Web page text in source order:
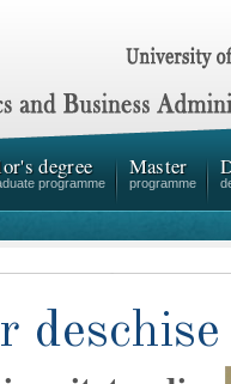
degree
programme
Master
programme